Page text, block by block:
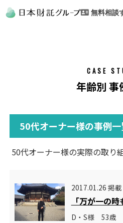
無料相談
CASE
年齢別 事
50代オーナー様の事例
50代オーナー様の実際の取り
2017.01.26 掲載
「万が一の
D・S様 53歳